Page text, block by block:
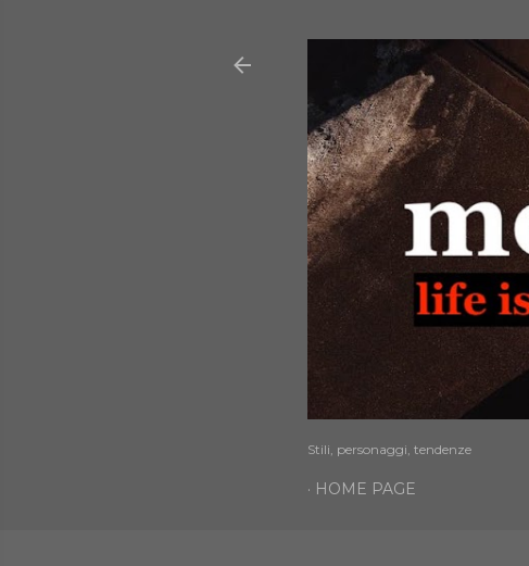
Stili, personaggi, tendenze
HOME PAGE